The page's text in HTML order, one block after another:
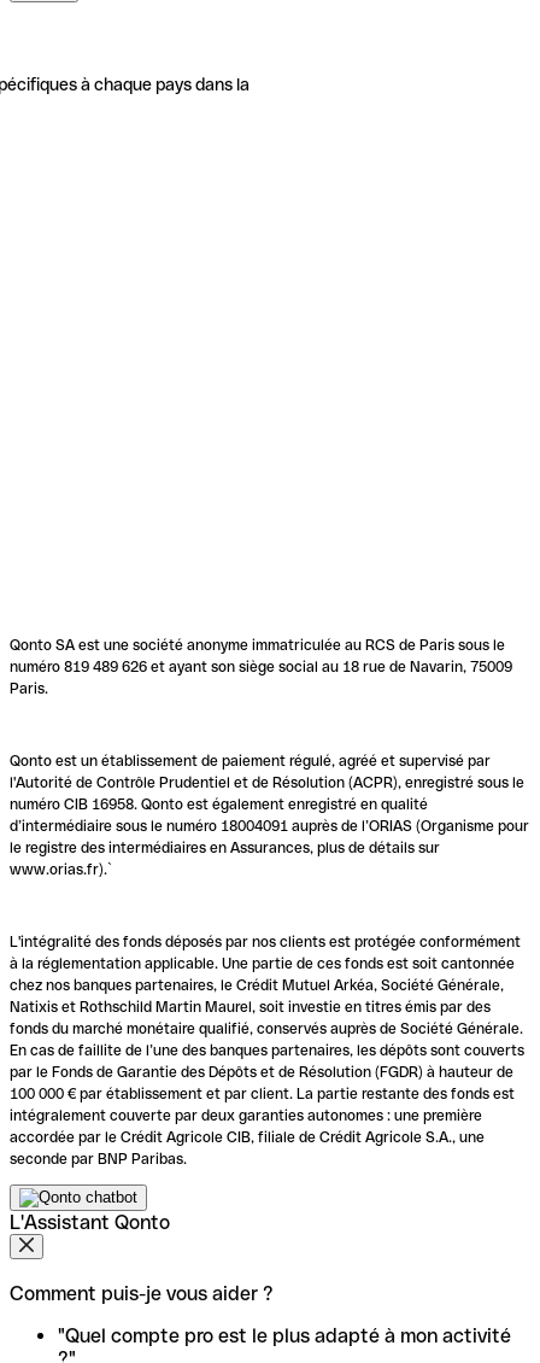
à chaque pays dans la
Qonto SA est une société anonyme immatriculée au RCS de Paris sous le
numéro 819 489 626 et ayant son siège social au 18 rue de Navarin, 75009
Paris.
Qonto est un établissement de paiement régulé, agréé et supervisé par
l'Autorité de Contrôle Prudentiel et de Résolution (ACPR), enregistré sous le
numéro CIB 16958. Qonto est également enregistré en qualité
d’intermédiaire sous le numéro 18004091 auprès de l’ORIAS (Organisme pour
le registre des intermédiaires en Assurances, plus de détails sur
www.orias.fr).`
L'intégralité des fonds déposés par nos clients est protégée conformément
à la réglementation applicable. Une partie de ces fonds est soit cantonnée
chez nos banques partenaires, le Crédit Mutuel Arkéa, Société Générale,
Natixis et Rothschild Martin Maurel, soit investie en titres émis par des
fonds du marché monétaire qualifié, conservés auprès de Société Générale.
En cas de faillite de l’une des banques partenaires, les dépôts sont couverts
par le Fonds de Garantie des Dépôts et de Résolution (FGDR) à hauteur de
100 000 € par établissement et par client. La partie restante des fonds est
intégralement couverte par deux garanties autonomes : une première
accordée par le Crédit Agricole CIB, filiale de Crédit Agricole S.A., une
seconde par BNP Paribas.
L'Assistant Qonto
Comment puis-je vous aider ?
"Quel compte pro est le plus adapté à mon activité